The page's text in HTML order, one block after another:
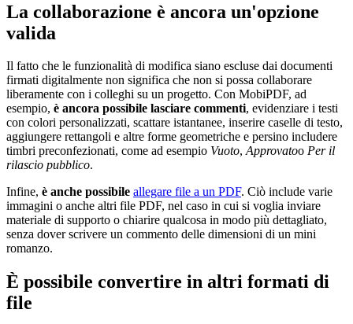
La collaborazione è ancora un'opzione
valida
Il fatto che le funzionalità di modifica siano escluse dai documenti
firmati digitalmente non significa che non si possa collaborare
liberamente con i colleghi su un progetto. Con MobiPDF, ad
esempio, è ancora possibile lasciare commenti, evidenziare i testi
con colori personalizzati, scattare istantanee, inserire caselle di testo,
aggiungere rettangoli e altre forme geometriche e persino includere
timbri preconfezionati, come ad esempio Vuoto,Approvatoo Per il
rilascio pubblico.
Infine, è anche possibile allegare file a un PDF. Ciò include varie
immagini o anche altri file PDF, nel caso in cui si voglia inviare
materiale di supporto o chiarire qualcosa in modo più dettagliato,
senza dover scrivere un commento delle dimensioni di un mini
romanzo.
È possibile convertire in altri formati di
file